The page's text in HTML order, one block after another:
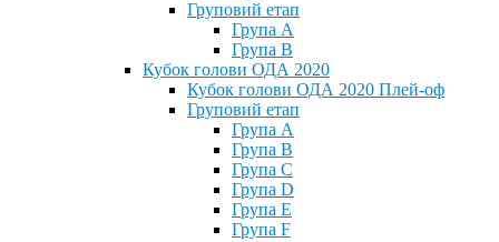
Груповий етап
Група А
Група В
Кубок голови ОДА 2020
Кубок голови ОДА 2020 Плей-оф
Груповий етап
Група A
Група B
Група C
Група D
Група E
Група F